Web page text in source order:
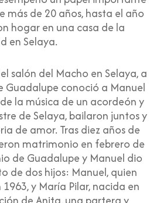
más de 20 años, hasta el año
hogar en una casa de la
en Selaya.
salón del Macho en Selaya, a
Guadalupe conoció a Manuel
la música de un acordeón y
de Selaya, bailaron juntos y
de amor. Tras diez años de
matrimonio en febrero de
de Guadalupe y Manuel dio
de dos hijos: Manuel, quien
y María Pilar, nacida en